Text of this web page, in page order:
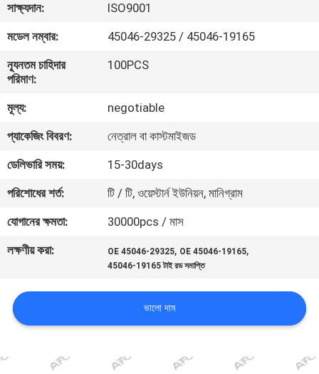
আমাদের
সম্পর্কে
পরিদর্শন
মান
নিয়ন্ত্রণ
আমাদের
সাথে
করুন
খবর
সাক্ষ্যদান:
ISO9001
মডেল নম্বার:
45046-29325 / 45046-19165
ন্যূনতম চাহিদার
পরিমাণ:
100PCS
মূল্য:
negotiable
প্যাকেজিং বিবরণ:
নেত্রাল বা কাস্টমাইজড
ডেলিভারি সময়:
15-30days
পরিশোধের শর্ত:
টি / টি, ওয়েস্টার্ন ইউনিয়ন, মানিগ্রাম
যোগানের ক্ষমতা:
30000pcs / মাস
লক্ষণীয় করা:
OE 45046-29325, OE 45046-19165,
45046-19165 টাই রড সমাপ্তি
ভালো দাম